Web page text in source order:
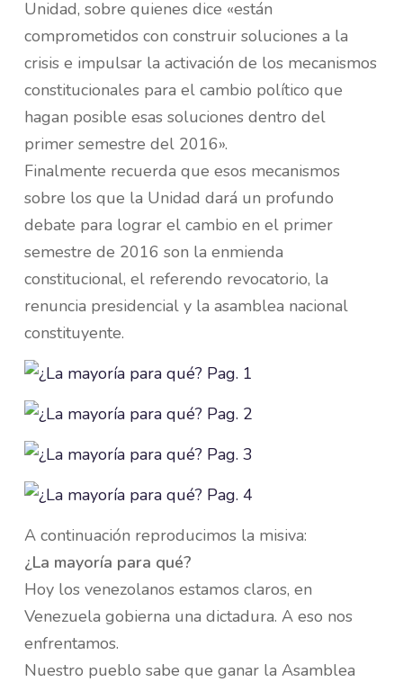
Unidad, sobre quienes dice «están
comprometidos con construir soluciones a la
crisis e impulsar la activación de los mecanismos
constitucionales para el cambio político que
hagan posible esas soluciones dentro del
primer semestre del 2016».
Finalmente recuerda que esos mecanismos
sobre los que la Unidad dará un profundo
debate para lograr el cambio en el primer
semestre de 2016 son la enmienda
constitucional, el referendo revocatorio, la
renuncia presidencial y la asamblea nacional
constituyente.
A continuación reproducimos la misiva:
¿La mayoría para qué?
Hoy los venezolanos estamos claros, en
Venezuela gobierna una dictadura. A eso nos
enfrentamos.
Nuestro pueblo sabe que ganar la Asamblea